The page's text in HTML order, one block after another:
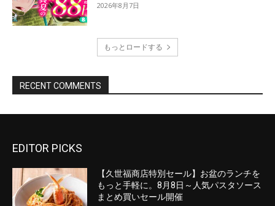
EDITOR PICKS
【久世福商店特別セール】お盆のランチを
もっと手軽に。8月8日～人気パスタソース
まとめ買いセール開催